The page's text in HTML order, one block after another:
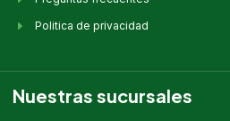
Politica de privacidad
Nuestras sucursales